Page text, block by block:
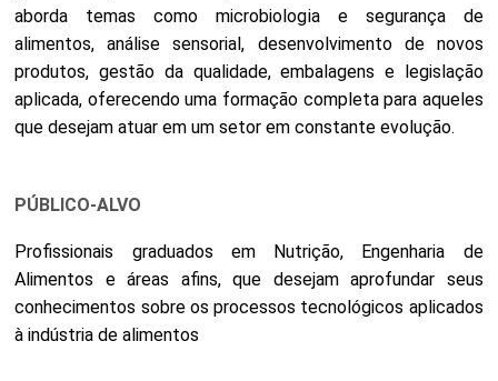
aborda temas como microbiologia e segurança de
alimentos, análise sensorial, desenvolvimento de novos
produtos, gestão da qualidade, embalagens e legislação
aplicada, oferecendo uma formação completa para aqueles
que desejam atuar em um setor em constante evolução.
PÚBLICO-ALVO
Profissionais graduados em Nutrição, Engenharia de
Alimentos e áreas afins, que desejam aprofundar seus
conhecimentos sobre os processos tecnológicos aplicados
à indústria de alimentos